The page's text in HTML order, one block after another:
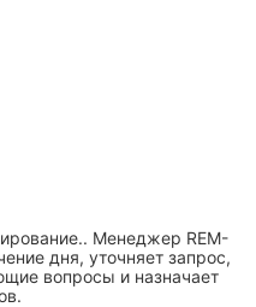
Менеджер REM-
дня, уточняет запрос,
вопросы и назначает